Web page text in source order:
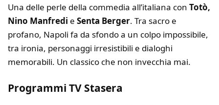
Una delle perle della commedia all’italiana con Totò,
Nino Manfredi e Senta Berger. Tra sacro e
profano, Napoli fa da sfondo a un colpo impossibile,
tra ironia, personaggi irresistibili e dialoghi
memorabili. Un classico che non invecchia mai.
Programmi TV Stasera